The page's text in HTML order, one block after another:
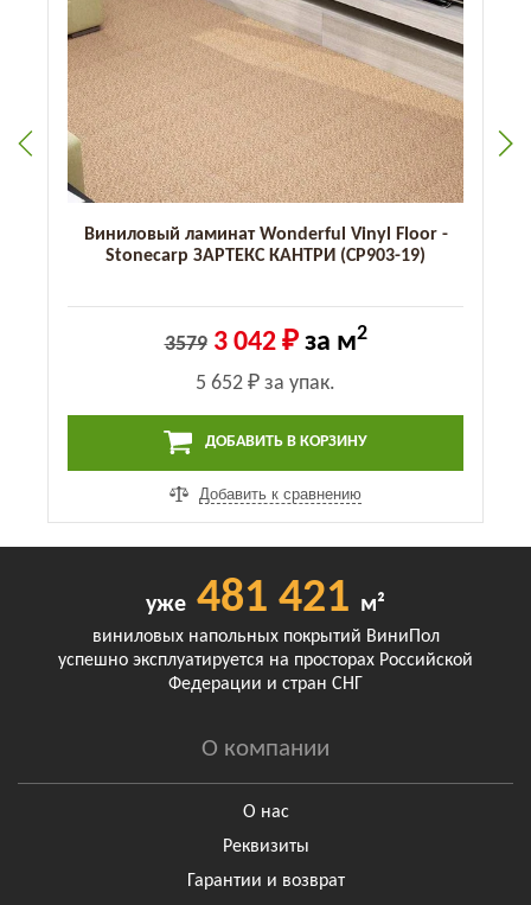
Виниловый ламинат Wonderful Vinyl Floor -
Stonecarp ЗАРТЕКС КАНТРИ (CP903-19)
3579 3 042 ₽за м2
5 652 ₽ за упак.
ДОБАВИТЬ В КОРЗИНУ
Добавить к сравнению
уже 481 421 м²
виниловых напольных покрытий ВиниПол
успешно эксплуатируется на просторах Российской
Федерации и стран СНГ
О компании
О нас
Реквизиты
Гарантии и возврат